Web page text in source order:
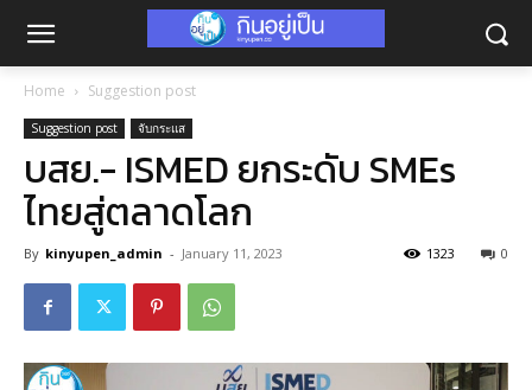
Home Suggestion post
Suggestion post จับกระแส
บสย.- ISMED ยกระดับ SMEs
ไทยสู่ตลาดโลก
By kinyupen_admin - January 11, 2023 0
1323